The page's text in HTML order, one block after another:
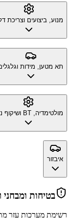
מנוע, ביצועים וצריכת
תא מטען, מידות
מולטימדיה, BT ושיקוף נייד
איבזור
בטיחות ומבחני
רשימת מערכות עזר